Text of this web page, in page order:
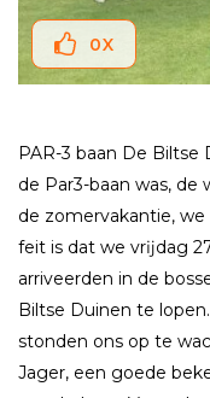
0X
PAR-3 baan De
de Par3-baan was, de
de zomervakantie,
feit is dat we vrĳdag
arriveerden in de
Biltse Duinen te
stonden ons op te
Jager, een goede